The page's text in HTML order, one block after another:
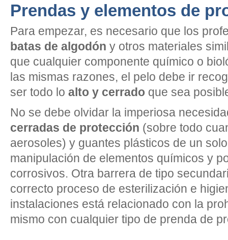
Prendas y elementos de
Para empezar, es necesario que los
batas de algodón y otros materiales
que cualquier componente químico o
las mismas razones, el pelo debe ir
ser todo lo alto y cerrado que sea
No se debe olvidar la imperiosa
cerradas de protección (sobre todo
aerosoles) y guantes plásticos de un
manipulación de elementos químicos y
corrosivos. Otra barrera de tipo
correcto proceso de esterilización e
instalaciones está relacionado con la
mismo con cualquier tipo de prenda de